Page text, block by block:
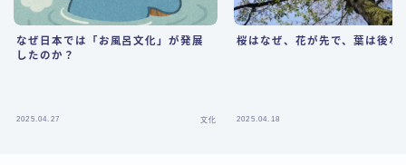
なぜ日本では「お風呂文化」が発展
したのか？
2025.04.27 文化
桜はなぜ、花が先で、葉は後な
2025.04.18